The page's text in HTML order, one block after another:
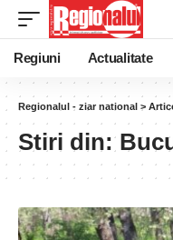
Regiuni Actualitate
Regionalul - ziar national >
Stiri din: